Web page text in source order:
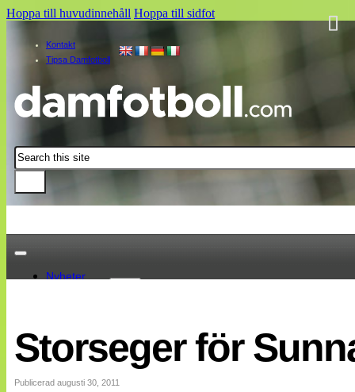
Hoppa till huvudinnehåll Hoppa till sidfot
Kontakt
Tipsa Damfotboll
Sök
Nyheter
EM 2013
Internationellt
Bildreportage
Storseger för
Publicerad augusti 30, 2011